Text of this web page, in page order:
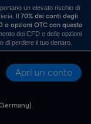
un elevato rischio di
Il70% dei conti degli
o opzioni OTC con questo
dei CFD e delle opzioni
di perdere il tuo denaro.
Apri un conto